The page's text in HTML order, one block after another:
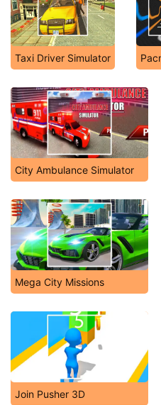
Taxi Driver Simulator
City Ambulance Simulator
Mega City Missions
Join Pusher 3D